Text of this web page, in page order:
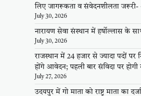
लिए जागरूकता व संवेदनशीलता जरूरी-
July 30, 2026
नारायण सेवा संस्थान में हर्षोल्लास के
July 30, 2026
राजस्थान में 24 हजार से ज्यादा पदों
होंगे आवेदन; पहली बार संविदा पर होगी
July 27, 2026
उदयपुर में गो माता को राष्ट्र माता का